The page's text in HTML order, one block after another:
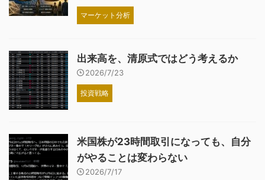
マーケット分析
出来高を、清原式ではどう考えるか
2026/7/23
投資戦略
米国株が23時間取引になっても、自分
がやることは変わらない
2026/7/17